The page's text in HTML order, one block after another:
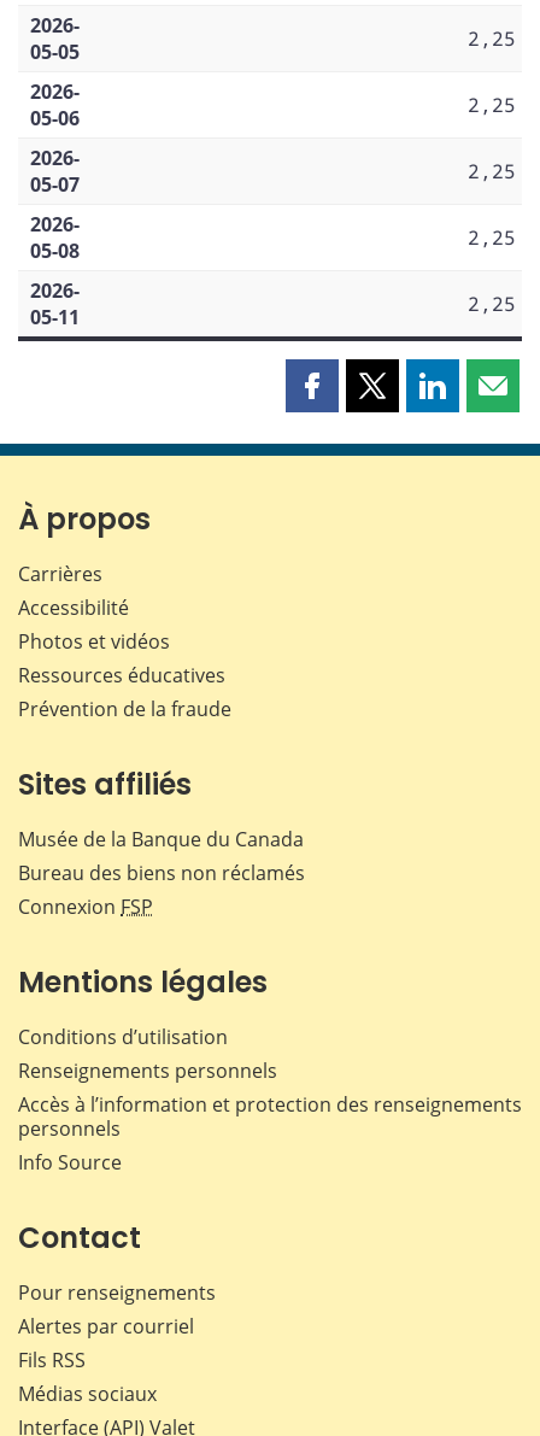
2026-
05-05
2,25
2026-
05-06
2,25
2026-
05-07
2,25
2026-
05-08
2,25
2026-
05-11
2,25
Partager
page
Partager
page
Partager
page page
À propos
Carrières
Accessibilité
Photos et vidéos
Ressources éducatives
Prévention de la fraude
Sites affiliés
Musée de la Banque du Canada
Bureau des biens non réclamés
Connexion FSP
Mentions légales
Conditions d’utilisation
Renseignements personnels
Accès à l’information et protection des renseignements
personnels
Info Source
Contact
Pour renseignements
Alertes par courriel
Fils RSS
Médias sociaux
Interface (API) Valet